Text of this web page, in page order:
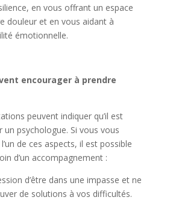
en vous offrant un espace
douleur et en vous aidant à
émotionnelle.
encourager à prendre
peuvent indiquer qu’il est
psychologue. Si vous vous
de ces aspects, il est possible
d’un accompagnement :
d’être dans une impasse et ne
de solutions à vos difficultés.